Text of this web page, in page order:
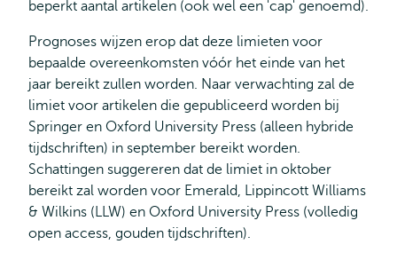
beperkt aantal artikelen (ook wel een 'cap' genoemd).
Prognoses wijzen erop dat deze limieten voor
bepaalde overeenkomsten vóór het einde van het
jaar bereikt zullen worden. Naar verwachting zal de
limiet voor artikelen die gepubliceerd worden bij
Springer en Oxford University Press (alleen hybride
tijdschriften) in september bereikt worden.
Schattingen suggereren dat de limiet in oktober
bereikt zal worden voor Emerald, Lippincott Williams
& Wilkins (LLW) en Oxford University Press (volledig
open access, gouden tijdschriften).